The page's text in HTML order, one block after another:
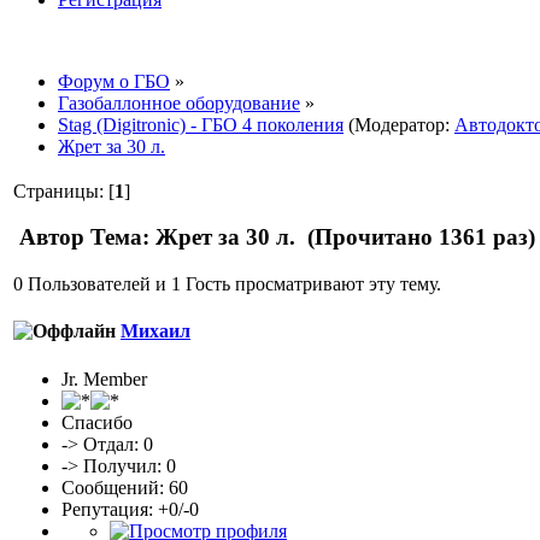
Форум о ГБО »
Газобаллонное оборудование »
Stag (Digitronic) - ГБО 4 поколения (Модератор:
Жрет за 30 л.
Страницы: [1]
Автор Тема: Жрет за 30 л. (Прочитано 1361 раз)
0 Пользователей и 1 Гость просматривают эту тему.
Михаил
Jr. Member
Спасибо
-> Отдал: 0
-> Получил: 0
Сообщений: 60
Репутация: +0/-0